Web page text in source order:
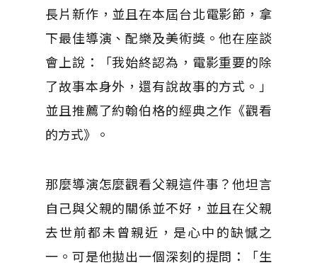
長片新作，並且在本屆台北電影節，拿
下最佳導演、配樂及美術獎。他在座談
會上說：「我始終認為，電影重要的除
了故事本身外，還有說故事的方式。」
並且推薦了約翰伯格的經典之作《觀看
的方式》。
那麼導演怎麼觀看父親這件事？他坦言
自己與父親的關係並不好，並且在父親
去世前都未曾親近，是心中的缺憾之
一。可是他拋出一個深刻的提問：「生